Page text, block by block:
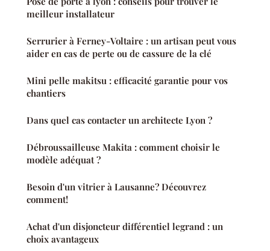
meilleur installateur
Serrurier à Ferney-Voltaire : un artisan peut vous
aider en cas de perte ou de cassure de la clé
Mini pelle makitsu : efficacité garantie pour vos
chantiers
Dans quel cas contacter un architecte Lyon ?
Débroussailleuse Makita : comment choisir le
modèle adéquat ?
Besoin d'un vitrier à Lausanne? Découvrez
comment!
Achat d'un disjoncteur différentiel legrand : un
choix avantageux